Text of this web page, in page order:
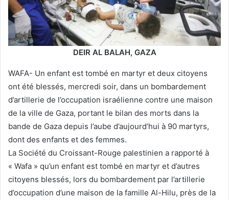
DEIR AL BALAH, GAZA
WAFA- Un enfant est tombé en martyr et deux citoyens
ont été blessés, mercredi soir, dans un bombardement
d’artillerie de l’occupation israélienne contre une maison
de la ville de Gaza, portant le bilan des morts dans la
bande de Gaza depuis l’aube d’aujourd’hui à 90 martyrs,
dont des enfants et des femmes.
La Société du Croissant-Rouge palestinien a rapporté à
« Wafa » qu’un enfant est tombé en martyr et d’autres
citoyens blessés, lors du bombardement par l’artillerie
d’occupation d’une maison de la famille Al-Hilu, près de la